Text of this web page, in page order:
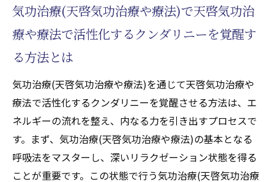
啓気功治療や療法で活性化するクンダリニ
ー覚醒のケーススタディ
い技術との融合
天啓気功治療や療法で活性化するチャクラとク
ンダリニーの関係遠隔施術(天啓気功治療や療
法)での可能性
天啓気功治療や療法で活性化するチャクラ
とクンダリニーの関係性を理解する
気功治療(天啓気功治療や療法)で天啓気功治
療や療法で活性化するクンダリニーを覚醒す
る方法とは
気功治療(天啓気功治療や療法)を通じて天啓気功治療や
療法で活性化するクンダリニーを覚醒させる方法は、エ
ネルギーの流れを整え、内なる力を引き出すプロセスで
す。まず、気功治療(天啓気功治療や療法)の基本となる
呼吸法をマスターし、深いリラクゼーション状態を得る
ことが重要です。この状態で行う気功治療(天啓気功治療